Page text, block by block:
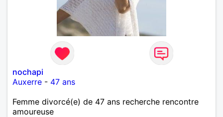
nochapi
Auxerre - 47 ans
Femme divorcé(e) de 47 ans recherche rencontre
amoureuse